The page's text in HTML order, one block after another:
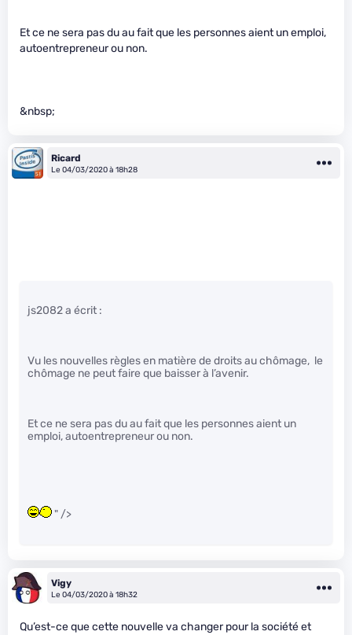
Et ce ne sera pas du au fait que les personnes aient un emploi,
autoentrepreneur ou non.
&nbsp;
Ricard
Le 04/03/2020 à 18h28
js2082 a écrit :
Vu les nouvelles règles en matière de droits au chômage, le
chômage ne peut faire que baisser à l’avenir.
Et ce ne sera pas du au fait que les personnes aient un
emploi, autoentrepreneur ou non.
" />
Vigy
Le 04/03/2020 à 18h32
Qu’est-ce que cette nouvelle va changer pour la société et